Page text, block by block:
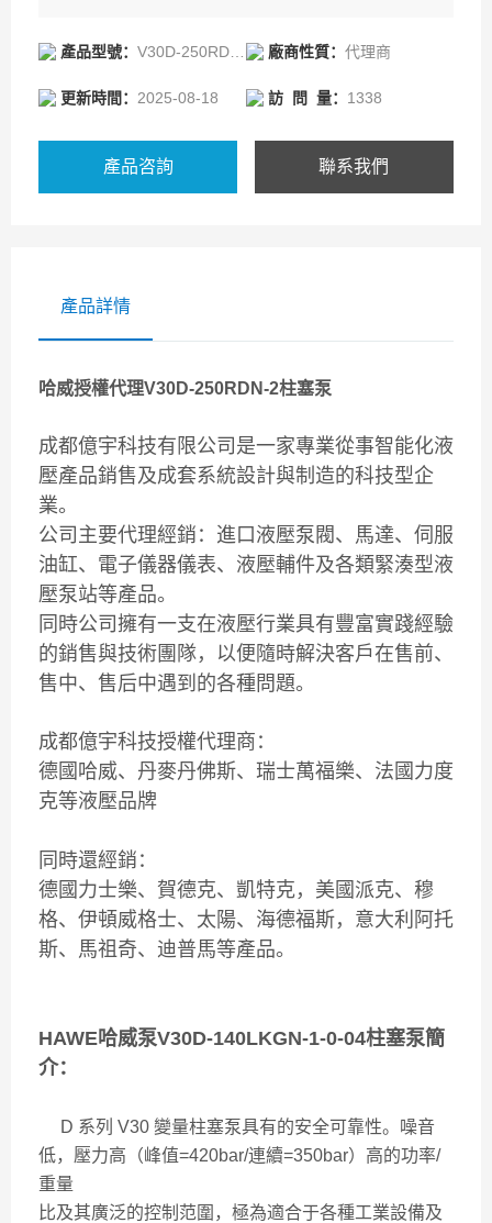
3.控制機構設計輕巧，響應速度快；
5.所有泵的材料經過升級后，使機械連接部分更加精確；
及其廣泛的控制范圍
產品型號： V30D-250RDN-2-0-05-P-2 廠商性質： 代理商
更新時間： 2025-08-18 訪 問 量： 1338
產品咨詢 聯系我們
產品詳情
哈威授權代理V30D-250RDN-2柱塞泵
成都億宇科技有限公司是一家專業從事智能化液
壓產品銷售及成套系統設計與制造的科技型企
業。
公司主要代理經銷：進口液壓泵閥、馬達、伺服
油缸、電子儀器儀表、液壓輔件及各類緊湊型液
壓泵站等產品。
同時公司擁有一支在液壓行業具有豐富實踐經驗
的銷售與技術團隊，以便隨時解決客戶在售前、
售中、售后中遇到的各種問題。
成都億宇科技授權代理商：
德國哈威、丹麥丹佛斯、瑞士萬福樂、法國力度
克等液壓品牌
同時還經銷：
德國力士樂、賀德克、凱特克，美國派克、穆
格、伊頓威格士、太陽、海德福斯，意大利阿托
斯、馬祖奇、迪普馬等產品。
HAWE哈威泵V30D-140LKGN-1-0-04柱塞泵簡
介：
D 系列 V30 變量柱塞泵具有的安全可靠性。噪音
低，壓力高（峰值=420bar/連續=350bar） 高的功率/
重量
比及其廣泛的控制范圍，極為適合于各種工業設備及